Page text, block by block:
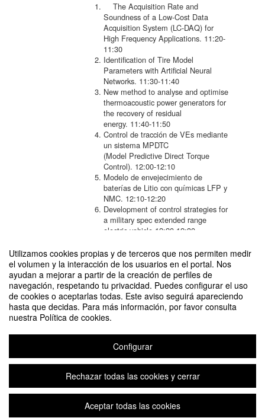
Utilizamos cookies propias y de terceros que nos permiten medir
el volumen y la interacción de los usuarios en el portal. Nos
ayudan a mejorar a partir de la creación de perfiles de
navegación, respetando tu privacidad. Puedes configurar el uso
de cookies o aceptarlas todas. Este aviso seguirá apareciendo
hasta que decidas. Para más información, por favor consulta
nuestra Política de cookies.
Configurar
Rechazar todas las cookies y cerrar
Aceptar todas las cookies
The Acquisition Rate and
Soundness of a Low-Cost Data
Acquisition System (LC-DAQ) for
High Frequency Applications. 11:20-
11:30
Identification of Tire Model
Parameters with Artificial Neural
Networks. 11:30-11:40
New method to analyse and optimise
thermoacoustic power generators for
the recovery of residual
energy. 11:40-11:50
Control de tracción de VEs mediante
un sistema MPDTC
(Model Predictive Direct Torque
Control). 12:00-12:10
Modelo de envejecimiento de
baterías de Litio con químicas LFP y
NMC. 12:10-12:20
Development of control strategies for
a military spec extended range
electric vehicle. 12:20-12:30
electric vehicle.12:30-12:40
Can a Semi-Active Energy
Harvesting Shock Absorber Mimic a
Given Vehicle Passive
Suspension?.12:40-12:50
Preguntas
SIMPOSIO SEGVAUTO 4.0
Organizado por Juan José Herrero Villamor (UPM-INSIA)
Plataforma de organización de eventos Symposium